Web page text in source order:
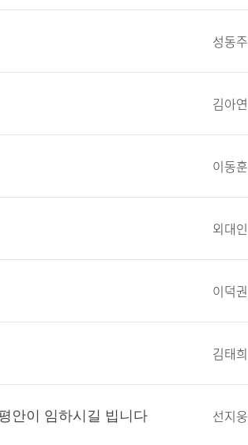
성동주
김아연
이동훈
외대인
이덕권
김태희
안이 임하시길 빕니다 선지웅